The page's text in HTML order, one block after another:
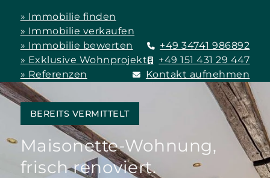
» Immobilie finden
» Immobilie verkaufen
» Immobilie bewerten
» Exklusive Wohnprojekte
» Referenzen
+49 34741 986892
+49 151 431 29 447
Kontakt aufnehmen
BEREITS VERMITTELT
Maisonette-Wohnung,
frisch renoviert.